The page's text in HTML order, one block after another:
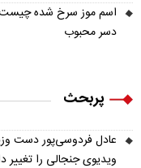
اسم موز سرخ شده چیست؟
دسر محبوب
پربحث
عادل فردوسی‌پور دست
ویدیوی جنجالی را تغییر